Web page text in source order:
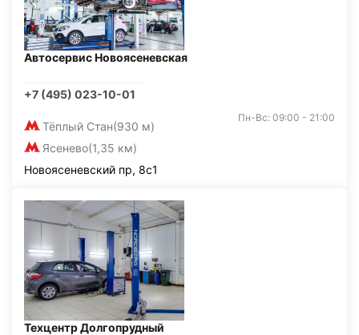
Автосервис Новоясеневская
+7 (495) 023-10-01
Тёплый Стан(930 м)
Ясенево(1,35 км)
Пн-Вс: 09:00 - 21:00
Новоясеневский пр, 8с1
Техцентр Долгопрудный